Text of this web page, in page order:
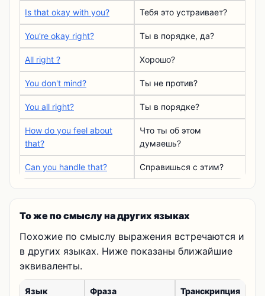
Is that okay with you? Тебя это устраивает?
You're okay right? Ты в порядке, да?
All right ? Хорошо?
You don't mind? Ты не против?
You all right? Ты в порядке?
How do you feel about
that?
Что ты об этом
думаешь?
Can you handle that? Справишься с этим?
То же по смыслу на других языках
Похожие по смыслу выражения встречаются и
в других языках. Ниже показаны ближайшие
эквиваленты.
Язык Фраза Транскрипция